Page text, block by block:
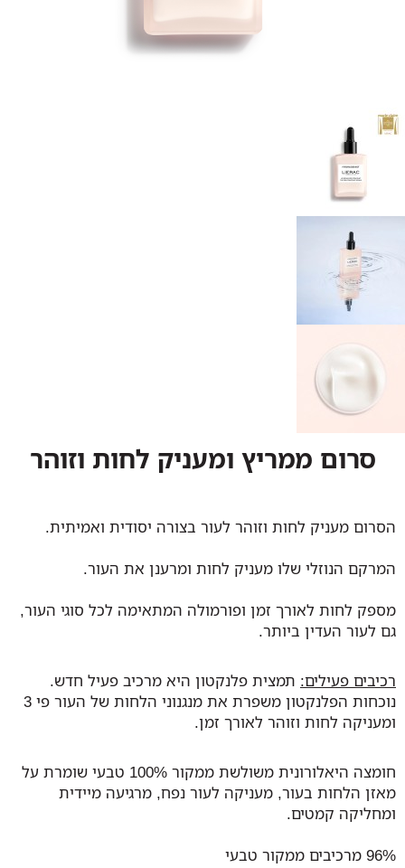
סרום ממריץ ומעניק לחות וזוהר
הסרום מעניק לחות וזוהר לעור בצורה יסודית ואמיתית.
המרקם הנוזלי שלו מעניק לחות ומרענן את העור.
מספק לחות לאורך זמן ופורמולה המתאימה לכל סוגי העור,
גם לעור העדין ביותר.
רכיבים פעילים: תמצית פלנקטון היא מרכיב פעיל חדש.
נוכחות הפלנקטון משפרת את מנגנוני הלחות של העור פי 3
ומעניקה לחות וזוהר לאורך זמן.
חומצה היאלורונית משולשת ממקור 100% טבעי שומרת על
מאזן הלחות בעור, מעניקה לעור נפח, מרגיעה מיידית
ומחליקה קמטים.
96% מרכיבים ממקור טבעי